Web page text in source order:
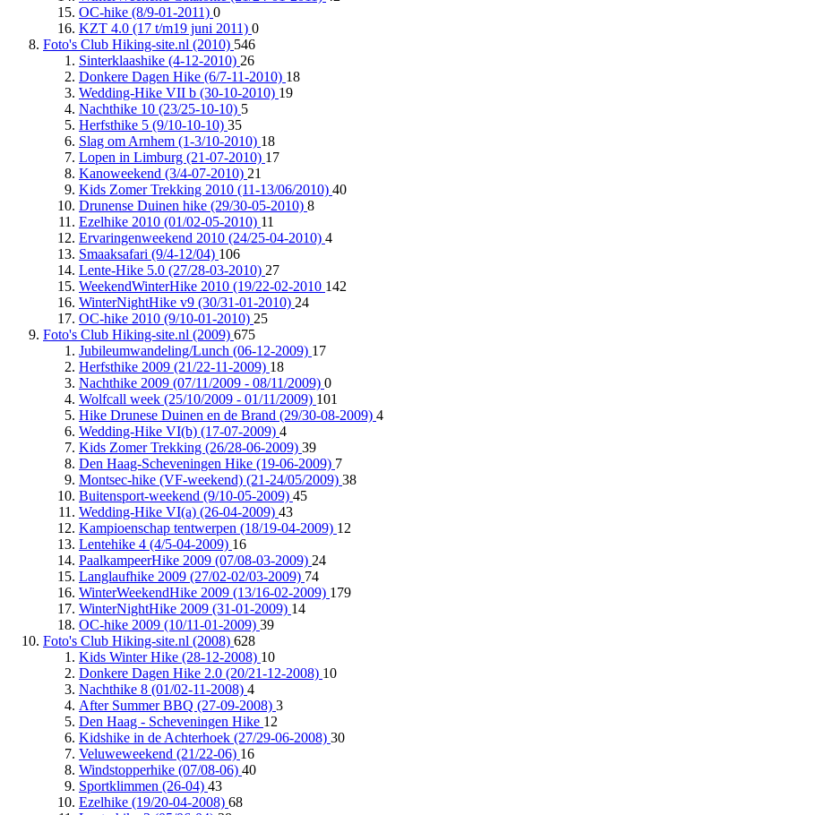
OC-hike (8/9-01-2011) 0
KZT 4.0 (17 t/m19 juni 2011) 0
Foto's Club Hiking-site.nl (2010) 546
Sinterklaashike (4-12-2010) 26
Donkere Dagen Hike (6/7-11-2010) 18
Wedding-Hike VII b (30-10-2010) 19
Nachthike 10 (23/25-10-10) 5
Herfsthike 5 (9/10-10-10) 35
Slag om Arnhem (1-3/10-2010) 18
Lopen in Limburg (21-07-2010) 17
Kanoweekend (3/4-07-2010) 21
Kids Zomer Trekking 2010 (11-13/06/2010) 40
Drunense Duinen hike (29/30-05-2010) 8
Ezelhike 2010 (01/02-05-2010) 11
Ervaringenweekend 2010 (24/25-04-2010) 4
Smaaksafari (9/4-12/04) 106
Lente-Hike 5.0 (27/28-03-2010) 27
WeekendWinterHike 2010 (19/22-02-2010 142
WinterNightHike v9 (30/31-01-2010) 24
OC-hike 2010 (9/10-01-2010) 25
Foto's Club Hiking-site.nl (2009) 675
Jubileumwandeling/Lunch (06-12-2009) 17
Herfsthike 2009 (21/22-11-2009) 18
Nachthike 2009 (07/11/2009 - 08/11/2009) 0
Wolfcall week (25/10/2009 - 01/11/2009) 101
Hike Drunese Duinen en de Brand (29/30-08-2009) 4
Wedding-Hike VI(b) (17-07-2009) 4
Kids Zomer Trekking (26/28-06-2009) 39
Den Haag-Scheveningen Hike (19-06-2009) 7
Montsec-hike (VF-weekend) (21-24/05/2009) 38
Buitensport-weekend (9/10-05-2009) 45
Wedding-Hike VI(a) (26-04-2009) 43
Kampioenschap tentwerpen (18/19-04-2009) 12
Lentehike 4 (4/5-04-2009) 16
PaalkampeerHike 2009 (07/08-03-2009) 24
Langlaufhike 2009 (27/02-02/03-2009) 74
WinterWeekendHike 2009 (13/16-02-2009) 179
WinterNightHike 2009 (31-01-2009) 14
OC-hike 2009 (10/11-01-2009) 39
Foto's Club Hiking-site.nl (2008) 628
Kids Winter Hike (28-12-2008) 10
Donkere Dagen Hike 2.0 (20/21-12-2008) 10
Nachthike 8 (01/02-11-2008) 4
After Summer BBQ (27-09-2008) 3
Den Haag - Scheveningen Hike 12
Kidshike in de Achterhoek (27/29-06-2008) 30
Veluweweekend (21/22-06) 16
Windstopperhike (07/08-06) 40
Sportklimmen (26-04) 43
Ezelhike (19/20-04-2008) 68